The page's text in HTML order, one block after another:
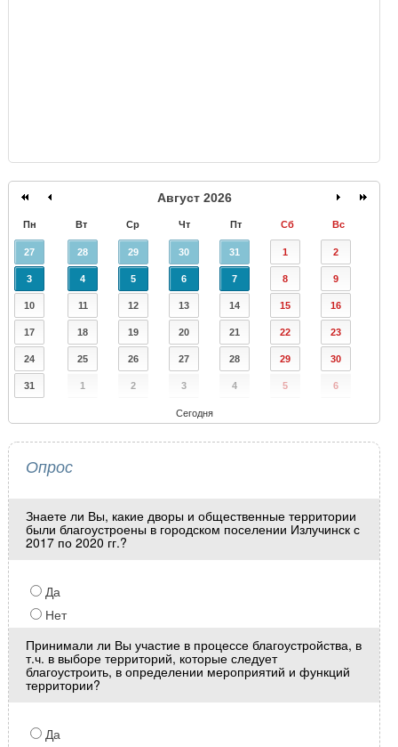
Август 2026
Пн Вт Ср Чт Пт Сб Вс
27 28 29 30 31 1 2
3 4 5 6 7 8 9
10 11 12 13 14 15 16
17 18 19 20 21 22 23
24 25 26 27 28 29 30
31 1 2 3 4 5 6
Сегодня
Опрос
Знаете ли Вы, какие дворы и общественные территории
были благоустроены в городском поселении Излучинск с
2017 по 2020 гг.?
Да
Нет
Принимали ли Вы участие в процессе благоустройства, в
т.ч. в выборе территорий, которые следует
благоустроить, в определении мероприятий и функций
территории?
Да